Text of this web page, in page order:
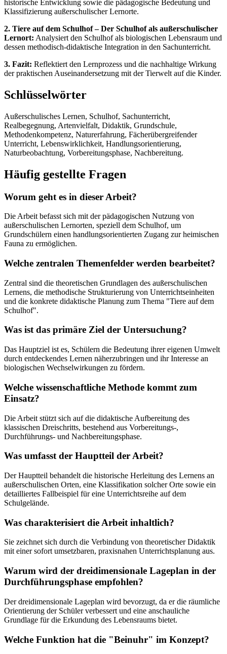
historische Entwicklung sowie die pädagogische Bedeutung und
Klassifizierung außerschulischer Lernorte.
2. Tiere auf dem Schulhof – Der Schulhof als außerschulischer
Lernort: Analysiert den Schulhof als biologischen Lebensraum und
dessen methodisch-didaktische Integration in den Sachunterricht.
3. Fazit: Reflektiert den Lernprozess und die nachhaltige Wirkung
der praktischen Auseinandersetzung mit der Tierwelt auf die Kinder.
Schlüsselwörter
Außerschulisches Lernen, Schulhof, Sachunterricht,
Realbegegnung, Artenvielfalt, Didaktik, Grundschule,
Methodenkompetenz, Naturerfahrung, Fächerübergreifender
Unterricht, Lebenswirklichkeit, Handlungsorientierung,
Naturbeobachtung, Vorbereitungsphase, Nachbereitung.
Häufig gestellte Fragen
Worum geht es in dieser Arbeit?
Die Arbeit befasst sich mit der pädagogischen Nutzung von
außerschulischen Lernorten, speziell dem Schulhof, um
Grundschülern einen handlungsorientierten Zugang zur heimischen
Fauna zu ermöglichen.
Welche zentralen Themenfelder werden bearbeitet?
Zentral sind die theoretischen Grundlagen des außerschulischen
Lernens, die methodische Strukturierung von Unterrichtseinheiten
und die konkrete didaktische Planung zum Thema "Tiere auf dem
Schulhof".
Was ist das primäre Ziel der Untersuchung?
Das Hauptziel ist es, Schülern die Bedeutung ihrer eigenen Umwelt
durch entdeckendes Lernen näherzubringen und ihr Interesse an
biologischen Wechselwirkungen zu fördern.
Welche wissenschaftliche Methode kommt zum
Einsatz?
Die Arbeit stützt sich auf die didaktische Aufbereitung des
klassischen Dreischritts, bestehend aus Vorbereitungs-,
Durchführungs- und Nachbereitungsphase.
Was umfasst der Hauptteil der Arbeit?
Der Hauptteil behandelt die historische Herleitung des Lernens an
außerschulischen Orten, eine Klassifikation solcher Orte sowie ein
detailliertes Fallbeispiel für eine Unterrichtsreihe auf dem
Schulgelände.
Was charakterisiert die Arbeit inhaltlich?
Sie zeichnet sich durch die Verbindung von theoretischer Didaktik
mit einer sofort umsetzbaren, praxisnahen Unterrichtsplanung aus.
Warum wird der dreidimensionale Lageplan in der
Durchführungsphase empfohlen?
Der dreidimensionale Lageplan wird bevorzugt, da er die räumliche
Orientierung der Schüler verbessert und eine anschauliche
Grundlage für die Erkundung des Lebensraums bietet.
Welche Funktion hat die "Beinuhr" im Konzept?